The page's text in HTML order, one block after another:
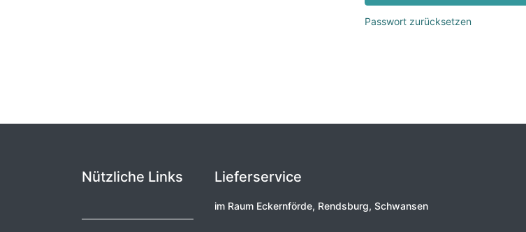
Passwort zurücksetzen
Nützliche Links Lieferservice
im Raum Eckernförde, Rendsburg, Schwansen